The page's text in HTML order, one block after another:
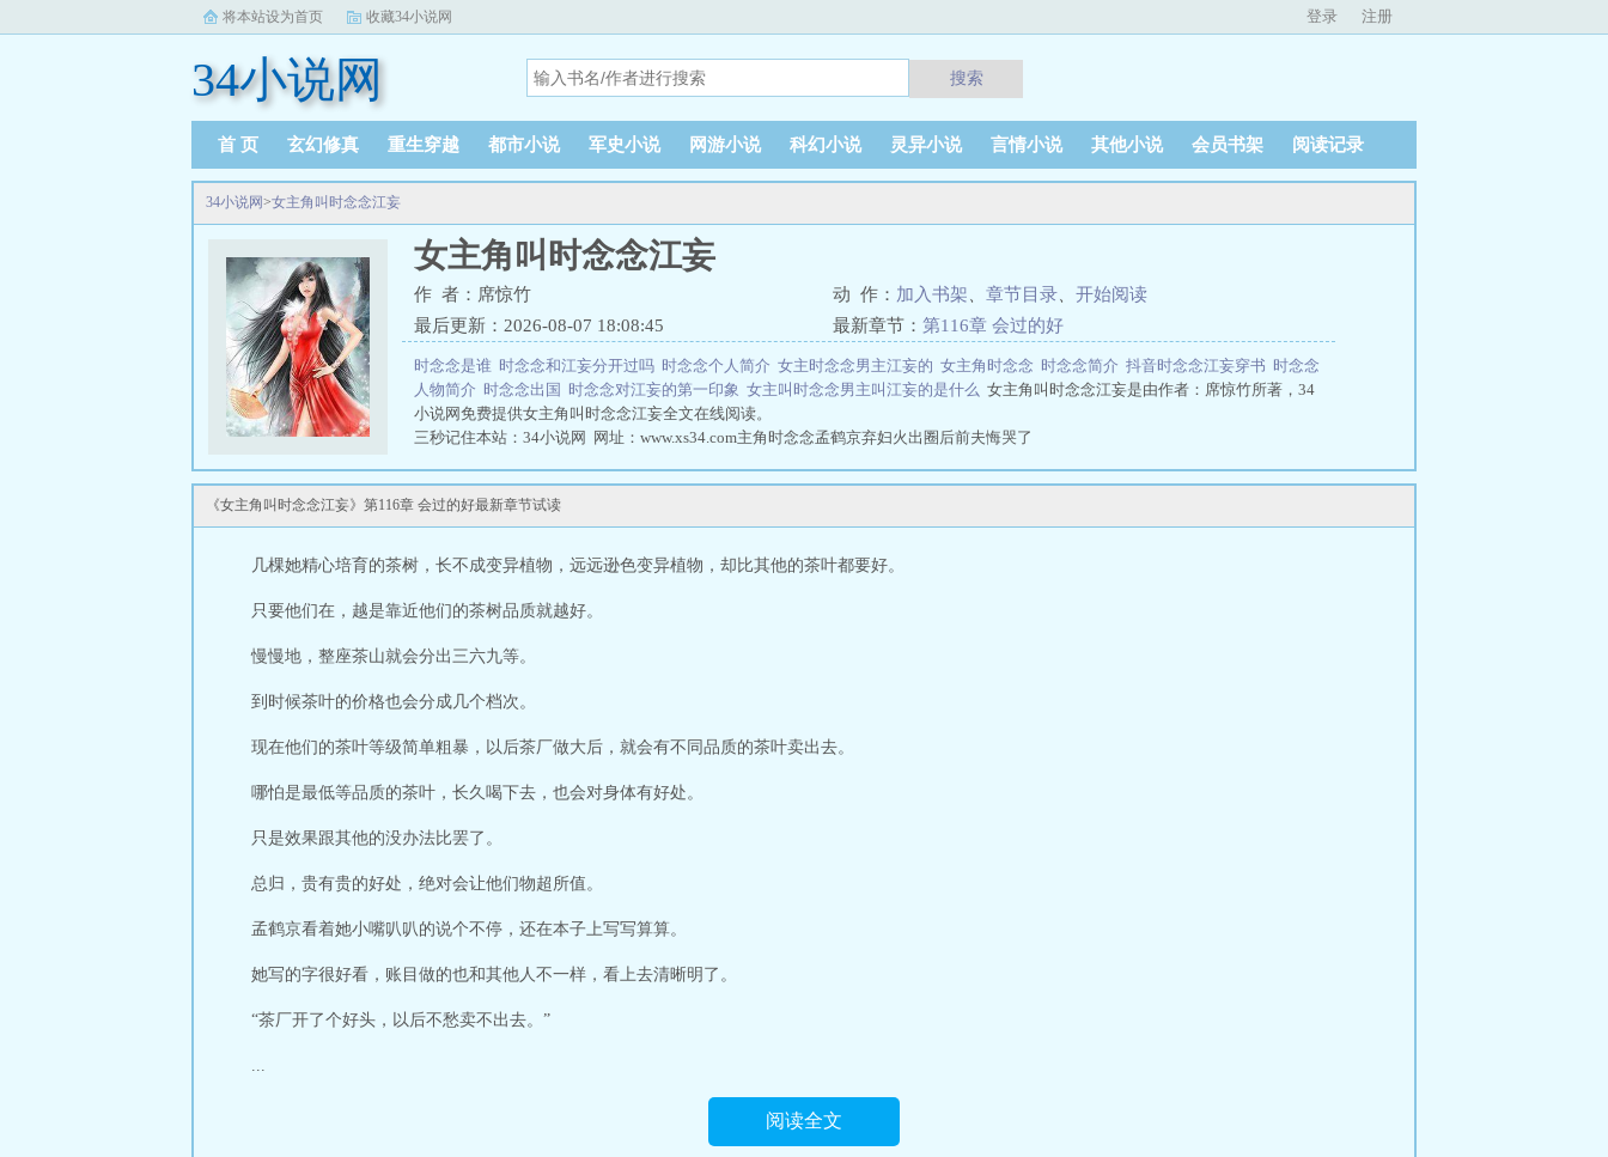
将本站设为首页 收藏34小说网 登录 注册
34小说网 搜索
首 页 玄幻修真 重生穿越 都市小说 军史小说 网游小说 科幻小说 灵异小说 言情小说 其他小说 会员书架 阅读记录
34小说网>女主角叫时念念江妄
女主角叫时念念江妄
作 者：席惊竹 动 作： 加入书架 章节目录
开始阅读
最后更新：2026-08-07 18:08:45
最新章节： 第116章 会过的好
时念念是谁 时念念和江妄分开过吗 时念念个人简介 女主时念念男主江妄的 女主角时念念 时念念简介 抖音时念念江妄穿书 时念念
人物简介 时念念出国 时念念对江妄的第一印象 女主叫时念念男主叫江妄的是什么 女主角叫时念念江妄是由作者：席惊竹所著，34
小说网免费提供女主角叫时念念江妄全文在线阅读。
三秒记住本站：34小说网 网址：www.xs34.com主角时念念孟鹤京弃妇火出圈后前夫悔哭了
《女主角叫时念念江妄》第116章 会过的好最新章节试读
几棵她精心培育的茶树，长不成变异植物，远远逊色变异植物，却比其他的茶叶都要好。
只要他们在，越是靠近他们的茶树品质就越好。
慢慢地，整座茶山就会分出三六九等。
到时候茶叶的价格也会分成几个档次。
现在他们的茶叶等级简单粗暴，以后茶厂做大后，就会有不同品质的茶叶卖出去。
哪怕是最低等品质的茶叶，长久喝下去，也会对身体有好处。
只是效果跟其他的没办法比罢了。
总归，贵有贵的好处，绝对会让他们物超所值。
孟鹤京看着她小嘴叭叭的说个不停，还在本子上写写算算。
她写的字很好看，账目做的也和其他人不一样，看上去清晰明了。
“茶厂开了个好头，以后不愁卖不出去。”
...
阅读全文